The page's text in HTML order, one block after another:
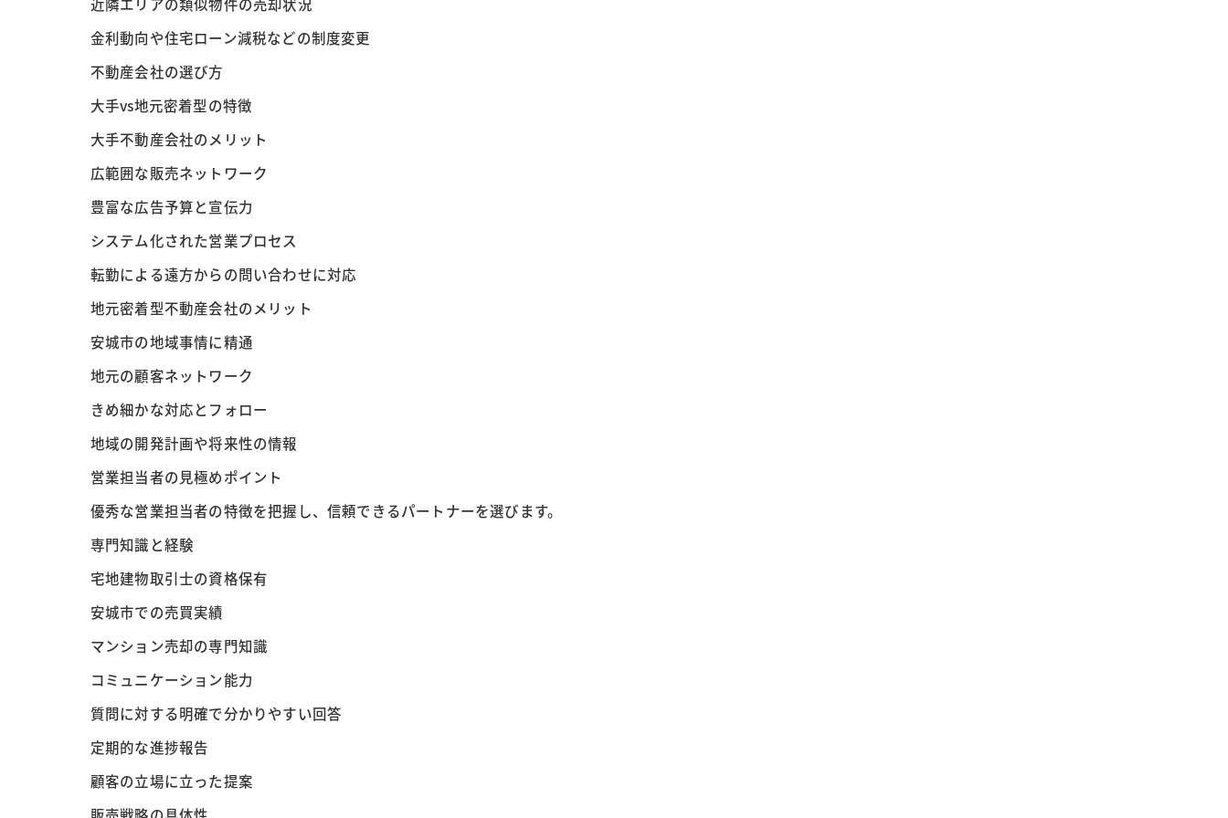
金利動向や住宅ローン減税などの制度変更
不動産会社の選び方
大手vs地元密着型の特徴
大手不動産会社のメリット
広範囲な販売ネットワーク
豊富な広告予算と宣伝力
システム化された営業プロセス
転勤による遠方からの問い合わせに対応
地元密着型不動産会社のメリット
安城市の地域事情に精通
地元の顧客ネットワーク
きめ細かな対応とフォロー
地域の開発計画や将来性の情報
営業担当者の見極めポイント
優秀な営業担当者の特徴を把握し、信頼できるパートナーを選びます。
専門知識と経験
宅地建物取引士の資格保有
安城市での売買実績
マンション売却の専門知識
コミュニケーション能力
質問に対する明確で分かりやすい回答
定期的な進捗報告
顧客の立場に立った提案